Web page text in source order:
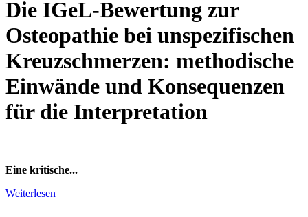
Die IGeL-Bewertung zur
Osteopathie bei unspezifischen
Kreuzschmerzen: methodische
Einwände und Konsequenzen
für die Interpretation
Eine kritische...
Weiterlesen